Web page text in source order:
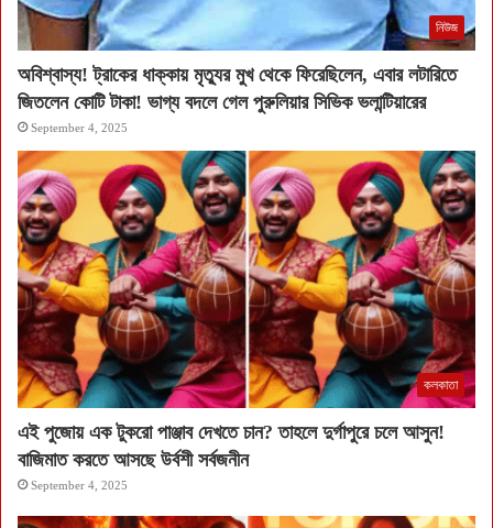
নিউজ
অবিশ্বাস্য! ট্রাকের ধাক্কায় মৃত্যুর মুখ থেকে ফিরেছিলেন, এবার লটারিতে
জিতলেন কোটি টাকা! ভাগ্য বদলে গেল পুরুলিয়ার সিভিক ভলান্টিয়ারের
September 4, 2025
কলকাতা
এই পুজোয় এক টুকরো পাঞ্জাব দেখতে চান? তাহলে দুর্গাপুরে চলে আসুন!
বাজিমাত করতে আসছে উর্বশী সর্বজনীন
September 4, 2025